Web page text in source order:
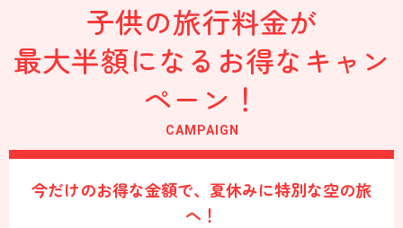
子供の旅行料金が
最大半額になるお得なキャン
ペーン！
CAMPAIGN
今だけのお得な金額で、夏休みに特別な空の旅
へ！